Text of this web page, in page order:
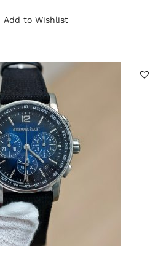
Add to Wishlist